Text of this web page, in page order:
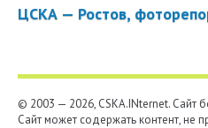
ЦСКА — Ростов,
© 2003 — 2026, CSKA.INternet. Cайт
Сайт может содержать контент, не